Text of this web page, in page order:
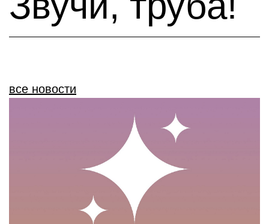
все новости